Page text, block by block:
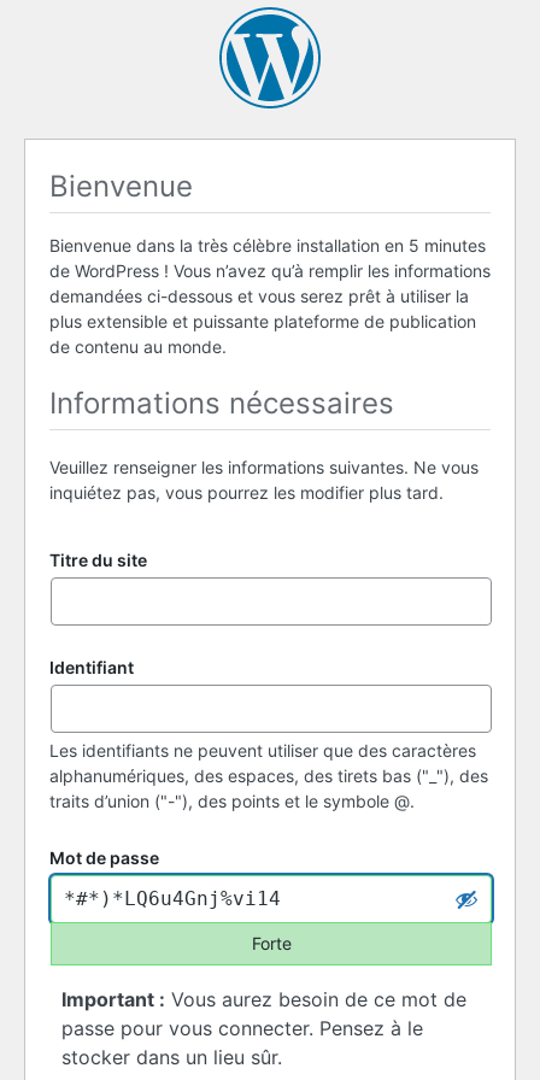
Bienvenue
Bienvenue dans la très célèbre installation en 5 minutes
de WordPress ! Vous n’avez qu’à remplir les informations
demandées ci-dessous et vous serez prêt à utiliser la
plus extensible et puissante plateforme de publication
de contenu au monde.
Informations nécessaires
Veuillez renseigner les informations suivantes. Ne vous
inquiétez pas, vous pourrez les modifier plus tard.
Titre du site
Identifiant
Les identifiants ne peuvent utiliser que des caractères
alphanumériques, des espaces, des tirets bas ("_"), des
traits d’union ("-"), des points et le symbole @.
Mot de passe
Forte
Important : Vous aurez besoin de ce mot de
passe pour vous connecter. Pensez à le
stocker dans un lieu sûr.